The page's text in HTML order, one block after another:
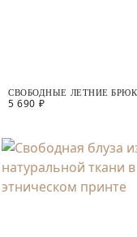
СВОБОДНЫЕ ЛЕТНИЕ
ВИСКОЗЫ
5 690 ₽